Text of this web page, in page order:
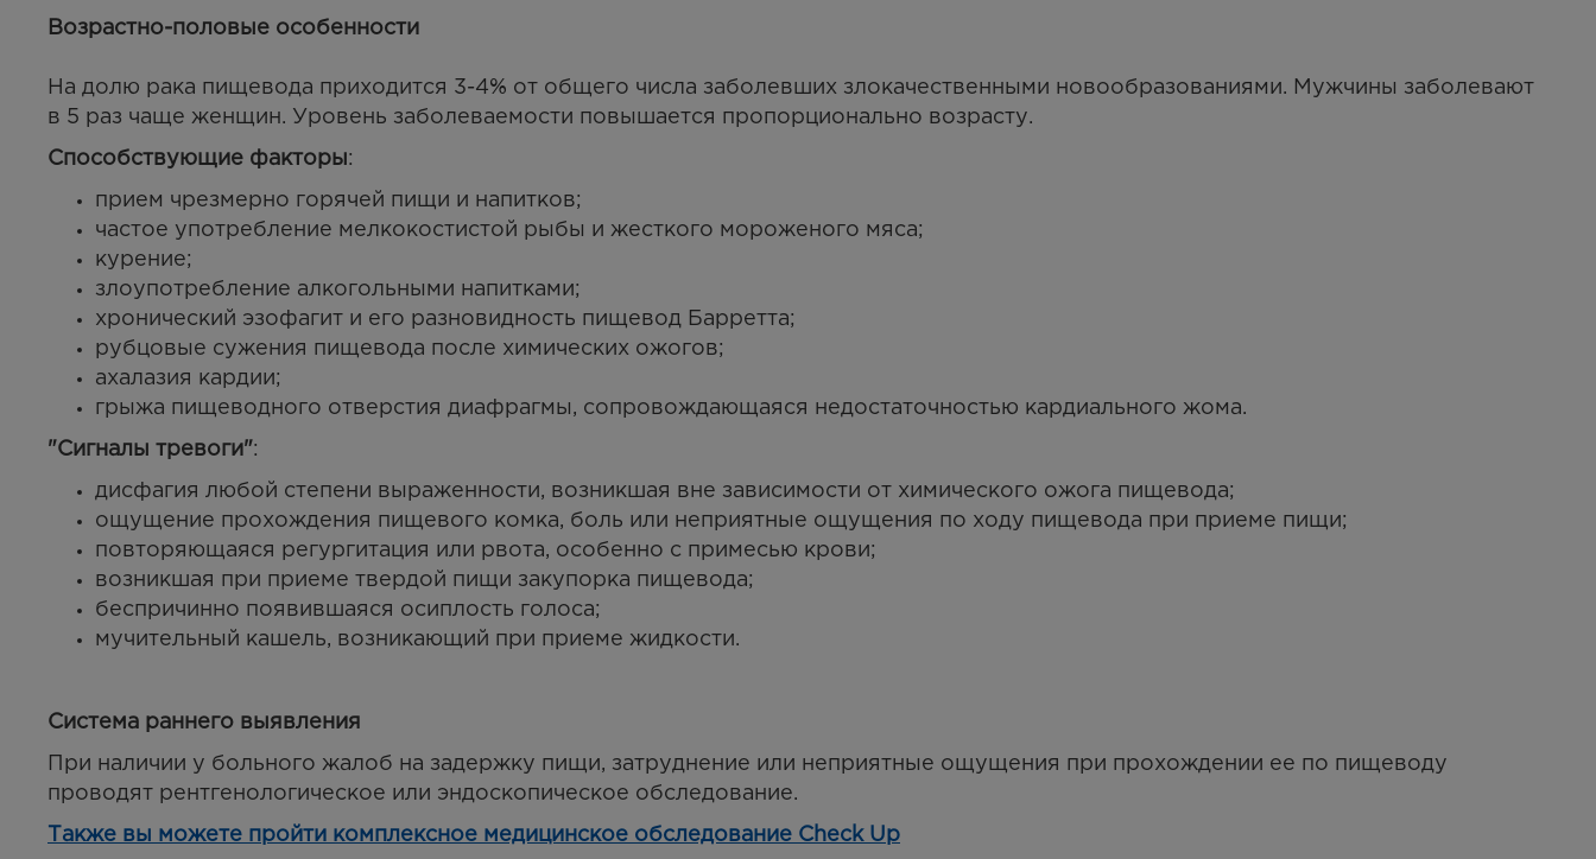
Возрастно-половые особенности
На долю рака пищевода приходится 3-4% от общего числа заболевших злокачественными новообразованиями. Мужчины заболевают
в 5 раз чаще женщин. Уровень заболеваемости повышается пропорционально возрасту.
Способствующие факторы:
прием чрезмерно горячей пищи и напитков;
частое употребление мелкокостистой рыбы и жесткого мороженого мяса;
курение;
злоупотребление алкогольными напитками;
хронический эзофагит и его разновидность пищевод Барретта;
рубцовые сужения пищевода после химических ожогов;
ахалазия кардии;
грыжа пищеводного отверстия диафрагмы, сопровождающаяся недостаточностью кардиального жома.
"Сигналы тревоги":
дисфагия любой степени выраженности, возникшая вне зависимости от химического ожога пищевода;
ощущение прохождения пищевого комка, боль или неприятные ощущения по ходу пищевода при приеме пищи;
повторяющаяся регургитация или рвота, особенно с примесью крови;
возникшая при приеме твердой пищи закупорка пищевода;
беспричинно появившаяся осиплость голоса;
мучительный кашель, возникающий при приеме жидкости.
Система раннего выявления
При наличии у больного жалоб на задержку пищи, затруднение или неприятные ощущения при прохождении ее по пищеводу
проводят рентгенологическое или эндоскопическое обследование.
Также вы можете пройти комплексное медицинское обследование Check Up